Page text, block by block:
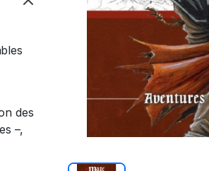
des
–,